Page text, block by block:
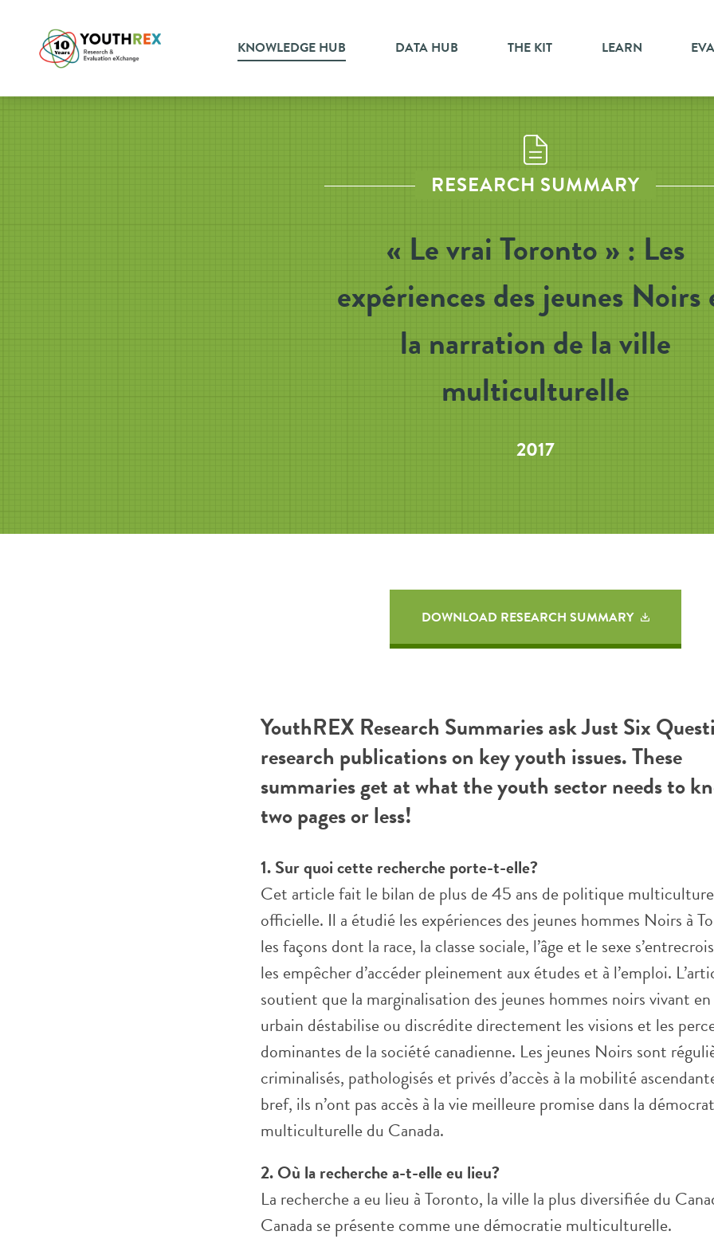
KNOWLEDGE HUB DATA HUB THE KIT LEARN
RESEARCH SUMMARY
« Le vrai Toronto » : Les
expériences des jeunes Noirs
la narration de la ville
multiculturelle
2017
DOWNLOAD RESEARCH SUMMARY
YouthREX Research Summaries ask Just Six
research publications on key youth issues. These
summaries get at what the youth sector needs to
two pages or less!
1. Sur quoi cette recherche porte-t-elle?
Cet article fait le bilan de plus de 45 ans de politique
officielle. Il a étudié les expériences des jeunes hommes Noirs à
les façons dont la race, la classe sociale, l’âge et le sexe
les empêcher d’accéder pleinement aux études et à l’emploi.
soutient que la marginalisation des jeunes hommes noirs vivant
urbain déstabilise ou discrédite directement les visions et les
dominantes de la société canadienne. Les jeunes Noirs sont
criminalisés, pathologisés et privés d’accès à la mobilité
bref, ils n’ont pas accès à la vie meilleure promise dans la
multiculturelle du Canada.
2. Où la recherche a-t-elle eu lieu?
La recherche a eu lieu à Toronto, la ville la plus diversifiée du
Canada se présente comme une démocratie multiculturelle.